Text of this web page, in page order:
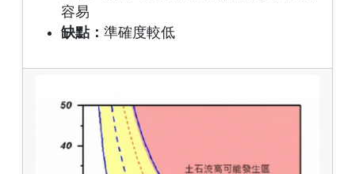
容易
缺點： 準確度較低